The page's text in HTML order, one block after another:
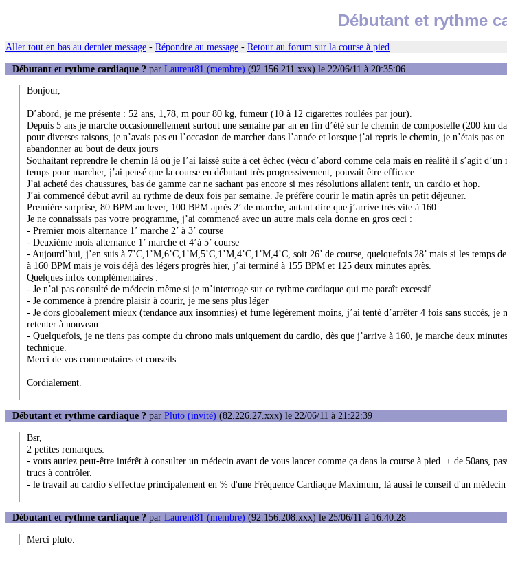
Débutant et rythme
Aller tout en bas au dernier message - Répondre au message - Retour au forum sur la course à pied
Débutant et rythme cardiaque ? par Laurent81 (membre) (92.156.211.xxx) le 22/06/11 à 20:35:06
Bonjour,
D’abord, je me présente : 52 ans, 1,78, m pour 80 kg, fumeur (10 à 12 cigarettes roulées par jour).
Depuis 5 ans je marche occasionnellement surtout une semaine par an en fin d’été sur le chemin de compostelle (200 km
pour diverses raisons, je n’avais pas eu l’occasion de marcher dans l’année et lorsque j’ai repris le chemin, je n’étais pas
abandonner au bout de deux jours
Souhaitant reprendre le chemin là où je l’ai laissé suite à cet échec (vécu d’abord comme cela mais en réalité il s’agit d’un
temps pour marcher, j’ai pensé que la course en débutant très progressivement, pouvait être efficace.
J’ai acheté des chaussures, bas de gamme car ne sachant pas encore si mes résolutions allaient tenir, un cardio et hop.
J’ai commencé début avril au rythme de deux fois par semaine. Je préfère courir le matin après un petit déjeuner.
Première surprise, 80 BPM au lever, 100 BPM après 2’ de marche, autant dire que j’arrive très vite à 160.
Je ne connaissais pas votre programme, j’ai commencé avec un autre mais cela donne en gros ceci :
- Premier mois alternance 1’ marche 2’ à 3’ course
- Deuxième mois alternance 1’ marche et 4’à 5’ course
- Aujourd’hui, j’en suis à 7’C,1’M,6’C,1’M,5’C,1’M,4’C,1’M,4’C, soit 26’ de course, quelquefois 28’ mais si les temps
à 160 BPM mais je vois déjà des légers progrès hier, j’ai terminé à 155 BPM et 125 deux minutes après.
Quelques infos complémentaires :
- Je n’ai pas consulté de médecin même si je m’interroge sur ce rythme cardiaque qui me paraît excessif.
- Je commence à prendre plaisir à courir, je me sens plus léger
- Je dors globalement mieux (tendance aux insomnies) et fume légèrement moins, j’ai tenté d’arrêter 4 fois sans succès, je
retenter à nouveau.
- Quelquefois, je ne tiens pas compte du chrono mais uniquement du cardio, dès que j’arrive à 160, je marche deux
technique.
Merci de vos commentaires et conseils.
Cordialement.
Débutant et rythme cardiaque ? par Pluto (invité) (82.226.27.xxx) le 22/06/11 à 21:22:39
Bsr,
2 petites remarques:
- vous auriez peut-être intérêt à consulter un médecin avant de vous lancer comme ça dans la course à pied. + de 50ans,
trucs à contrôler.
- le travail au cardio s'effectue principalement en % d'une Fréquence Cardiaque Maximum, là aussi le conseil d'un médecin
Débutant et rythme cardiaque ? par Laurent81 (membre) (92.156.208.xxx) le 25/06/11 à 16:40:28
Merci pluto.